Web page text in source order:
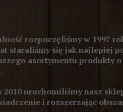
rozpoczęliśmy w 1997
staraliśmy się jak najlepiej
asortymentu produkty
2010 uruchomiliśmy nasz
i rozszerzając